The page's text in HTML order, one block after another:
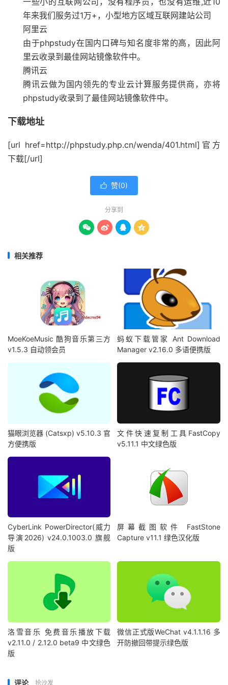
年来我们服务过1万+，小型地方区域互联网建站公司
阿里云
由于phpstudy在国内口碑与知名度非常的高，因此阿
里云收录到最佳网站镜像软件中。
腾讯云
腾讯云做为国内领先的专业云计算服务提供商，亦将
phpstudy收录到了最佳网站镜像软件中。
下载地址
[url href=http://phpstudy.php.cn/wenda/401.html]官方
下载[/url]
 赞(0)
分享到
   
相关推荐
MoeKoeMusic 酷狗音乐第三方
v1.5.3 自动领会员
蚂蚁下载管家 Ant Download
Manager v2.16.0 多语便携版
猫眼浏览器 (Catsxp) v5.10.3 官
方便携版
文件快速复制工具FastCopy
v5.11.1 中文绿色版
CyberLink PowerDirector(威力
导演2026) v24.0.1003.0 旗舰
版
屏幕截图软件 FastStone
Capture v11.1 绿色汉化版
洛雪音乐 免费音乐播放下载
v2.11.0 / 2.12.0 beta9 中文绿色
版
微信正式版WeChat v4.1.1.16 多
开防撤回带提示绿色版
评论 抢沙发